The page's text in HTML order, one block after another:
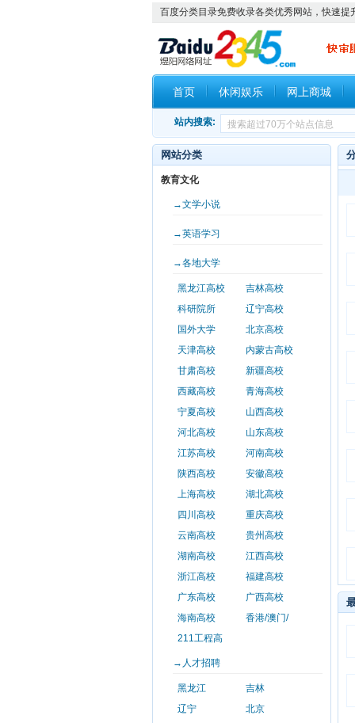
百度分类目录免费收录各类优秀网站，快速提
首页 休闲娱乐 网上商城
站内搜索:
网站分类
教育文化
→文学小说
→英语学习
→各地大学
黑龙江高校
吉林高校
科研院所
辽宁高校
国外大学
北京高校
天津高校
内蒙古高校
甘肃高校
新疆高校
西藏高校
青海高校
宁夏高校
山西高校
河北高校
山东高校
江苏高校
河南高校
陕西高校
安徽高校
上海高校
湖北高校
四川高校
重庆高校
云南高校
贵州高校
湖南高校
江西高校
浙江高校
福建高校
广东高校
广西高校
海南高校
香港/澳门/
211工程高
→人才招聘
黑龙江
吉林
辽宁
北京